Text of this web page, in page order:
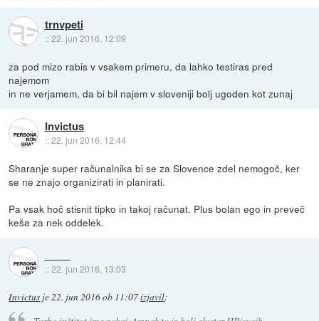
trnvpeti
::22. jun 2016, 12:09
za pod mizo rabis v vsakem primeru, da lahko testiras pred
najemom
in ne verjamem, da bi bil najem v sloveniji bolj ugoden kot zunaj
Invictus
::22. jun 2016, 12:44
Sharanje super računalnika bi se za Slovence zdel nemogoč, ker
se ne znajo organizirati in planirati.
Pa vsak hoč stisnit tipko in takoj računat. Plus bolan ego in preveč
keša za nek oddelek.
::22. jun 2016, 13:03
Invictus je22. jun 2016 ob 11:07izjavil: